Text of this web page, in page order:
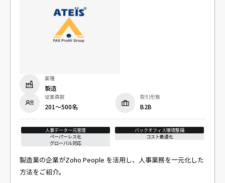
業種
製造
従業員数
201〜500名
取引形態
B2B
人事データ一元管理
バックオフィス環境整備
ペーパーレス化
コスト最適化
グローバル対応
製造業の企業がZoho People を活用し、人事業務を一元化した
方法をご紹介。